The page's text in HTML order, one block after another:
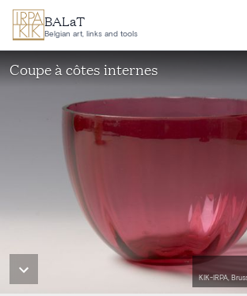
Ga naar hoofdinhoud
BALaT
Belgian art, links and tools
Coupe à côtes internes
KIK-IRPA,